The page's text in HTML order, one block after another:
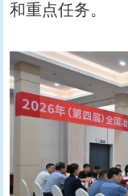
和重点任务。